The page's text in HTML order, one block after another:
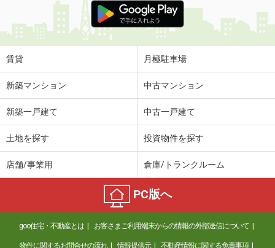
賃貸 月極駐車場
新築マンション 中古マンション
新築一戸建て 中古一戸建て
土地を探す 投資物件を探す
店舗/事業用 倉庫/トランクルーム
PC版へ
goo住宅・不動産とは お客さまご利用端末からの情報の外部送信について
物件に関するお問合せの流れ 情報提供元 不動産情報に関する免責事項